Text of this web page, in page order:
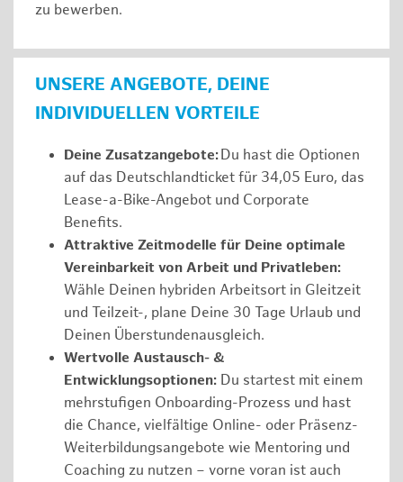
zu bewerben.
UNSERE ANGEBOTE, DEINE
INDIVIDUELLEN VORTEILE
Deine Zusatzangebote: Du hast die Optionen
auf das Deutschlandticket für 34,05 Euro, das
Lease-a-Bike-Angebot und Corporate
Benefits.
Attraktive Zeitmodelle für Deine optimale
Vereinbarkeit von Arbeit und Privatleben:
Wähle Deinen hybriden Arbeitsort in Gleitzeit
und Teilzeit-, plane Deine 30 Tage Urlaub und
Deinen Überstundenausgleich.
Wertvolle Austausch- &
Entwicklungsoptionen: Du startest mit einem
mehrstufigen Onboarding-Prozess und hast
die Chance, vielfältige Online- oder Präsenz-
Weiterbildungsangebote wie Mentoring und
Coaching zu nutzen – vorne voran ist auch